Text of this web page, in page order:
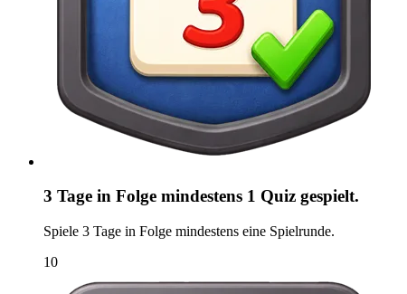
3 Tage in Folge mindestens 1 Quiz gespielt.
Spiele 3 Tage in Folge mindestens eine Spielrunde.
10